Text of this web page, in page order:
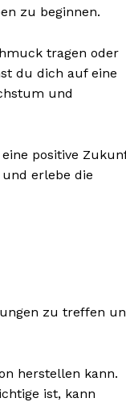
zu beginnen.
tragen oder
du dich auf eine
und
positive
erlebe die
zu treffen
herstellen kann.
ist, kann